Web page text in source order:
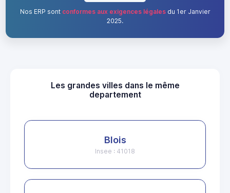
Nos ERP sont conformes aux exigences légalesdu 1er Janvier
2025.
Les grandes villes dans le même
departement
Blois
Insee : 41018